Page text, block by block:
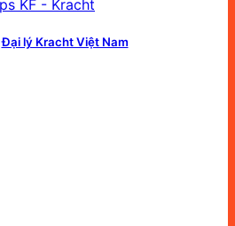
Đại lý Kracht Việt Nam